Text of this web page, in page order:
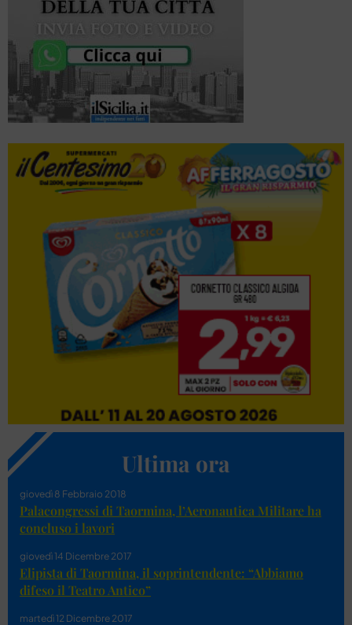
Ultima ora
giovedì 8 Febbraio 2018
Palacongressi di Taormina, l’Aeronautica Militare ha
concluso i lavori
giovedì 14 Dicembre 2017
Elipista di Taormina, il soprintendente: “Abbiamo
difeso il Teatro Antico”
martedì 12 Dicembre 2017